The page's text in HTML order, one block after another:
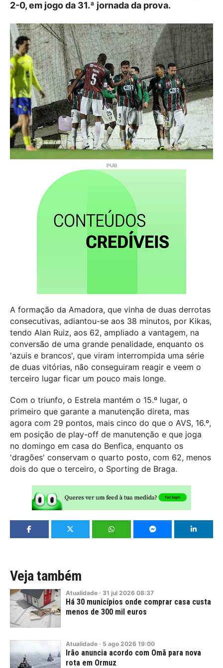
2-0, em jogo da 31.ª jornada da prova.
A formação da Amadora, que vinha de duas derrotas
consecutivas, adiantou-se aos 38 minutos, por Kikas,
tendo Alan Ruiz, aos 62, ampliado a vantagem, na
conversão de uma grande penalidade, enquanto os
'azuis e brancos', que viram interrompida uma série
de duas vitórias, não conseguiram reagir e veem o
terceiro lugar ficar um pouco mais longe.
Com o triunfo, o Estrela mantém o 15.º lugar, o
primeiro que garante a manutenção direta, mas
agora com 29 pontos, mais cinco do que o AVS, 16.º,
em posição de play-off de manutenção e que joga
no domingo em casa do Benfica, enquanto os
'dragões' conservam o quarto posto, com 62, menos
dois do que o terceiro, o Sporting de Braga.
Veja também
Atualidade · 31 jul 2026 08:37
Há 30 municípios onde comprar casa custa
menos de 300 mil euros
Atualidade · 5 ago 2026 19:00
Irão anuncia acordo com Omã para nova
rota em Ormuz